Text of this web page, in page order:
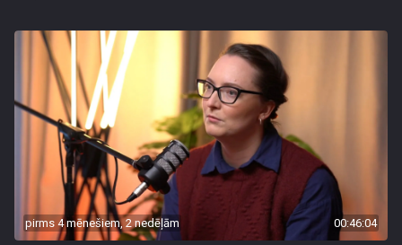
pirms 4 mēnešiem, 2 nedēļām 00:46:04